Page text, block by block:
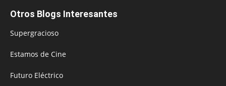
Otros Blogs Interesantes
Supergracioso
Estamos de Cine
Futuro Eléctrico